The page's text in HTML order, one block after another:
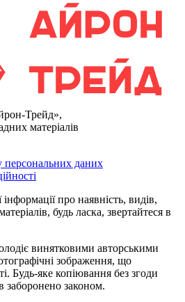
Трейд»,
матеріалів
даних
про наявність, видів,
будь ласка, звертайтеся в
винятковими авторськими
зображення, що
Будь-яке копіювання без згоди
заборонено законом.